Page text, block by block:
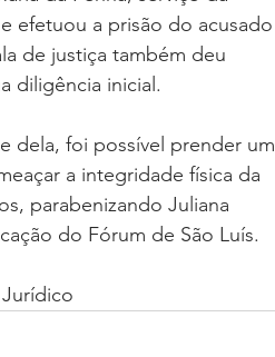
efetuou a prisão do acusado
de justiça também deu
diligência inicial.
dela, foi possível prender um
a integridade física da
parabenizando Juliana
do Fórum de São Luís.